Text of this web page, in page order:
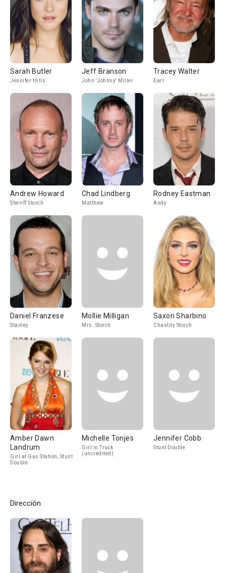
Sarah Butler
Jennifer Hills
Jeff Branson
John 'Johnny' Miller
Tracey Walter
Earl
Andrew Howard
Sheriff Storch
Chad Lindberg
Matthew
Rodney Eastman
Andy
Daniel Franzese
Stanley
Mollie Milligan
Mrs. Storch
Saxon Sharbino
Chastity Storch
Amber Dawn
Landrum
Girl at Gas Station, Stunt
Double
Michelle Tonjes
Girl in Truck
(uncredited)
Jennifer Cobb
Stunt Double
Dirección